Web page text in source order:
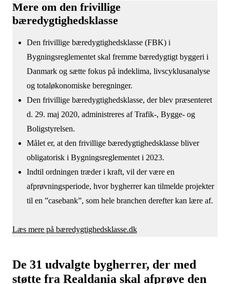
Mere om den frivillige
bæredygtighedsklasse
Den frivillige bæredygtighedsklasse (FBK) i
Bygningsreglementet skal fremme bæredygtigt byggeri i
Danmark og sætte fokus på indeklima, livscyklusanalyse
og totaløkonomiske beregninger.
Den frivillige bæredygtighedsklasse, der blev præsenteret
d. 29. maj 2020, administreres af Trafik-, Bygge- og
Boligstyrelsen.
Målet er, at den frivillige bæredygtighedsklasse bliver
obligatorisk i Bygningsreglementet i 2023.
Indtil ordningen træder i kraft, vil der være en
afprøvningsperiode, hvor bygherrer kan tilmelde projekter
til en ”casebank”, som hele branchen derefter kan lære af.
Læs mere på bæredygtighedsklasse.dk
De 31 udvalgte bygherrer, der med
støtte fra Realdania skal afprøve den